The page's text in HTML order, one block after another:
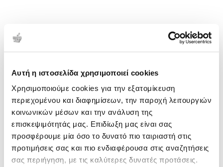
Αυτή η ιστοσελίδα χρησιμοποιεί cookies
Χρησιμοποιούμε cookies για την εξατομίκευση
περιεχομένου και διαφημίσεων, την παροχή λειτουργιών
κοινωνικών μέσων και την ανάλυση της
επισκεψιμότητάς μας. Επιδίωξη μας είναι σας
προσφέρουμε μία όσο το δυνατό πιο ταιριαστή στις
προτιμήσεις σας και πιο ενδιαφέρουσα στις αναζητήσεις
σας περιήγηση, με τις καλύτερες δυνατές προτάσεις.